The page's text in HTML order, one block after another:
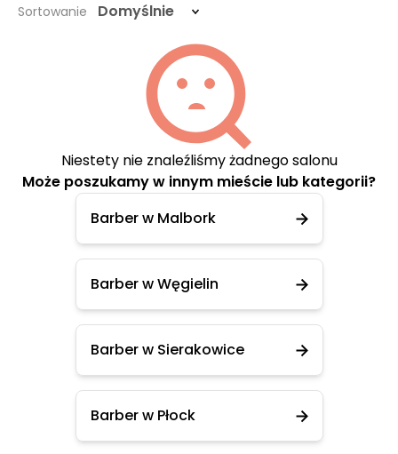
Sortowanie Domyślnie
Niestety nie znaleźliśmy żadnego salonu
Może poszukamy w innym mieście lub kategorii?
Barber w Malbork
Barber w Węgielin
Barber w Sierakowice
Barber w Płock